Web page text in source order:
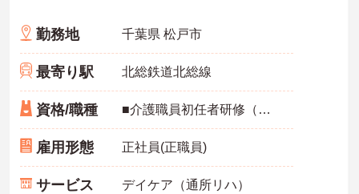
勤務地 千葉県 松戸市
最寄り駅 北総鉄道北総線
資格/職種 ■介護職員初任者研修（ヘルパー2級）以上
雇用形態 正社員(正職員)
サービス デイケア（通所リハ）